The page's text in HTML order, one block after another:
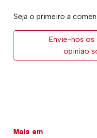
Seja o primeiro a
Envie-nos os
opinião
Mais em